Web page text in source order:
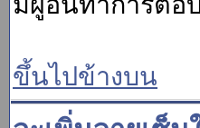
ขึ้นไปข้างบน